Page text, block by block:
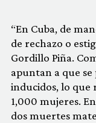
“En Cuba, de
de rechazo o
Gordillo Piña.
apuntan a que
inducidos, lo que
1,000 mujeres.
dos muertes